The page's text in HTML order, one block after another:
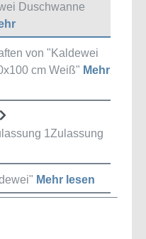
Duschwanne
von "Kaldewei
cm Weiß" Mehr
1Zulassung
Mehr lesen